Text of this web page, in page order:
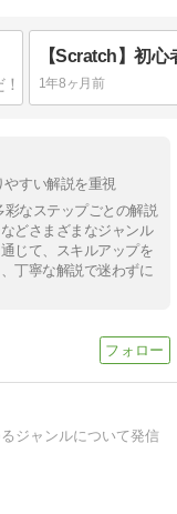
1年8ヶ月前
すい解説を重視
なステップごとの解説
どさまざまなジャンル
じて、スキルアップを
丁寧な解説で迷わずに
ジャンルについて発信